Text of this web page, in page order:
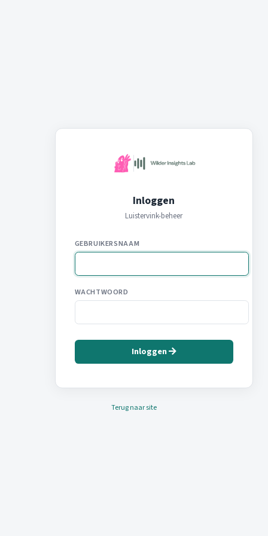
Inloggen
Luistervink-beheer
GEBRUIKERSNAAM
WACHTWOORD
Inloggen
Terug naar site